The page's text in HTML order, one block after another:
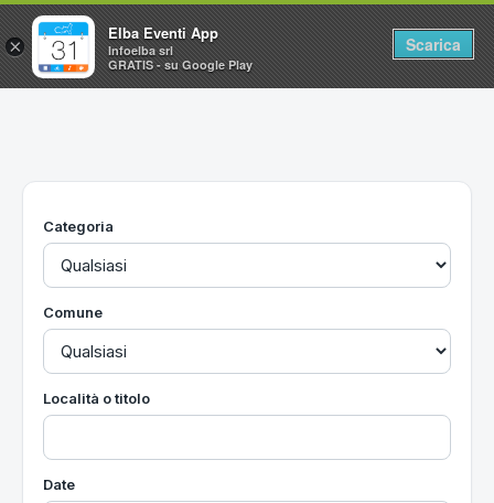
Home
Utilità
Categoria
Comune
Località o titolo
Date
×
Elba Eventi App
Infoelba srl
GRATIS - su Google Play
Scarica